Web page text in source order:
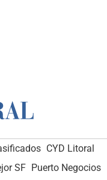
CYD Litoral
SF Puerto Negocios